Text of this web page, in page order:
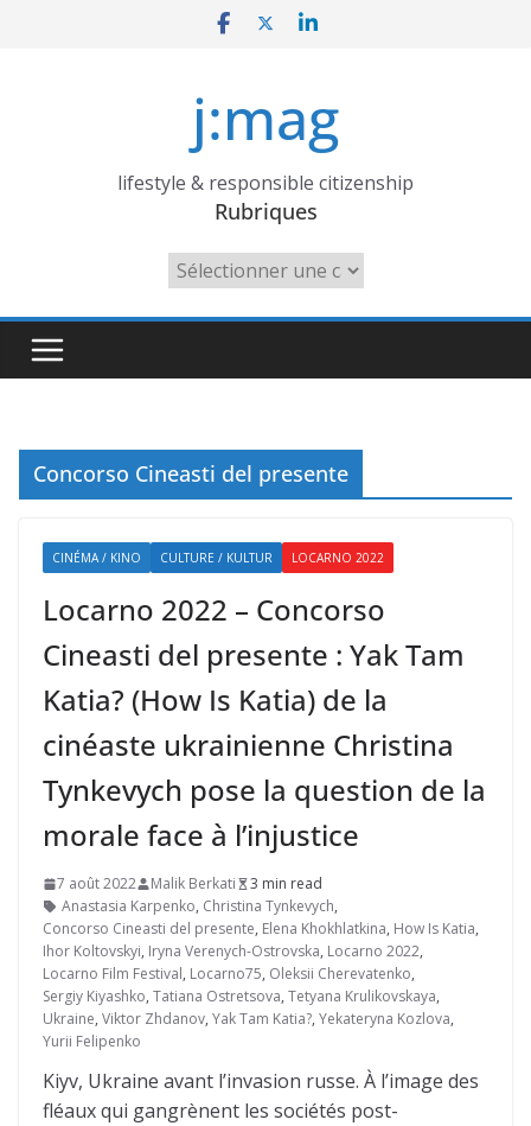
j:mag
lifestyle & responsible citizenship
Rubriques
Rubriques
Concorso Cineasti del presente
CINÉMA / KINO CULTURE / KULTUR LOCARNO 2022
Locarno 2022 – Concorso
Cineasti del presente : Yak Tam
Katia? (How Is Katia) de la
cinéaste ukrainienne Christina
Tynkevych pose la question de la
morale face à l’injustice
7 août 2022 Malik Berkati
3 min read
Anastasia Karpenko, Christina Tynkevych,
Concorso Cineasti del presente, Elena Khokhlatkina, How Is Katia,
Ihor Koltovskyi, Iryna Verenych-Ostrovska, Locarno 2022,
Locarno Film Festival, Locarno75, Oleksii Cherevatenko,
Sergiy Kiyashko, Tatiana Ostretsova, Tetyana Krulikovskaya,
Ukraine, Viktor Zhdanov, Yak Tam Katia?, Yekateryna Kozlova,
Yurii Felipenko
Kiyv, Ukraine avant l’invasion russe. À l’image des
fléaux qui gangrènent les sociétés post-